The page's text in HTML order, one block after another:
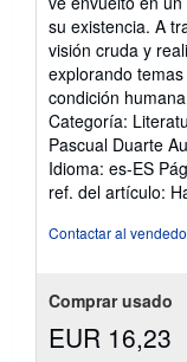
su existencia. A
visión cruda y
explorando
condición
Categoría:
Pascual Duarte
Idioma: es-ES
ref. del artículo:
Contactar al
Comprar usado
EUR 16,23